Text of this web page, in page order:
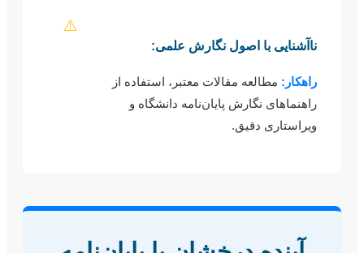
⚠️
ناآشنایی با اصول نگارش علمی:
راهکار: مطالعه مقالات معتبر، استفاده از
راهنماهای نگارش پایان‌نامه دانشگاه و
ویراستاری دقیق.